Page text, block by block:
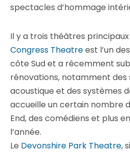
spectacles d’hommage
Il y a trois théâtres principaux
Congress Theatreest l’un
côte Sud et a récemment
rénovations, notamment des
acoustique et des systèmes
accueille un certain nombre
End, des comédiens et plus
l’année.
Le Devonshire Park Theatre,